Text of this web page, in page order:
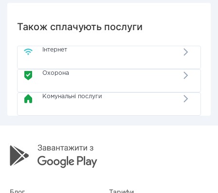
Також сплачують послуги
Інтернет
Охорона
Комунальні послуги